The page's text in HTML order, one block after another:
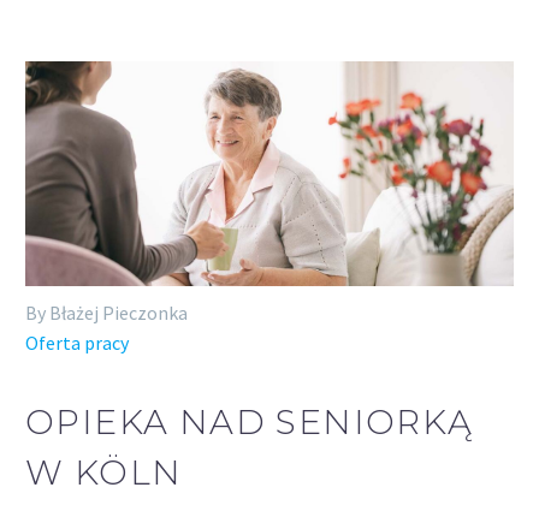
By Błażej Pieczonka
Oferta pracy
OPIEKA NAD SENIORKĄ
W KÖLN